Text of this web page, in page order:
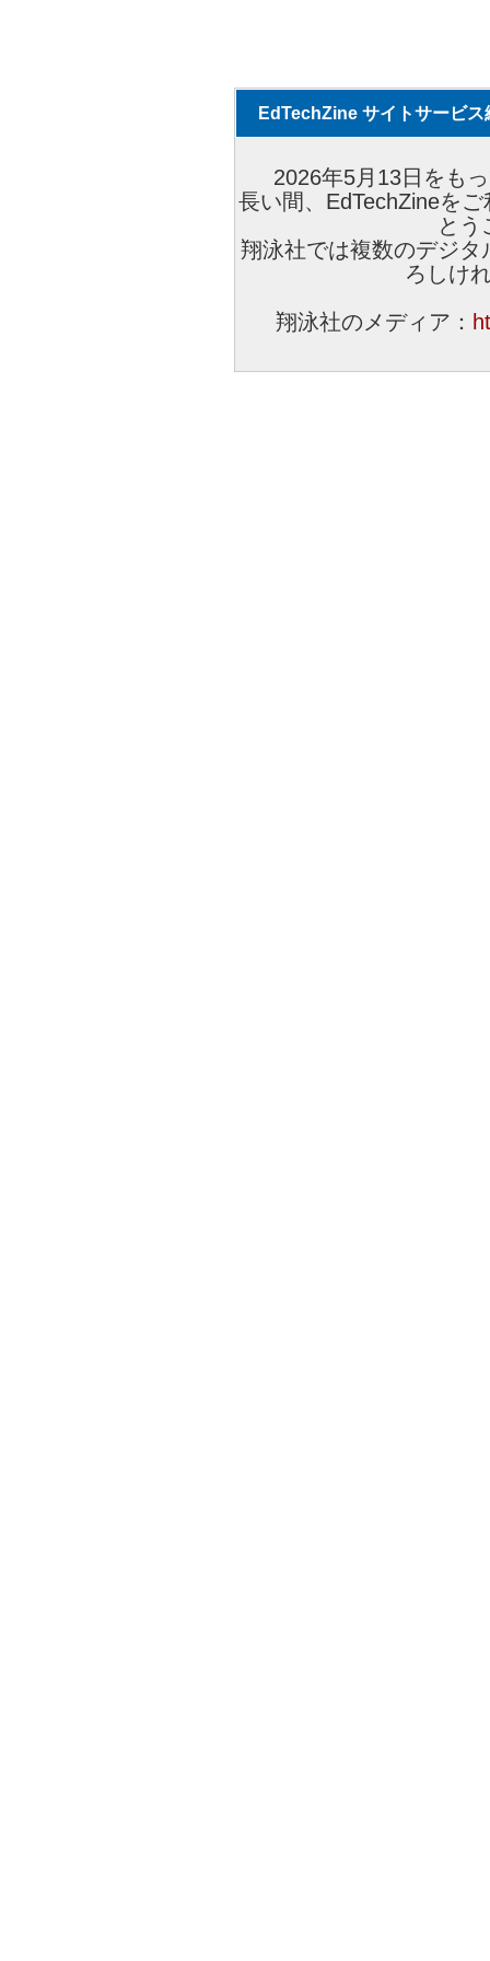
EdTechZine サイトサービス
2026年5月13日をも
長い間、EdTechZineを
とう
翔泳社では複数のデジ
ろしけ
翔泳社のメディア：